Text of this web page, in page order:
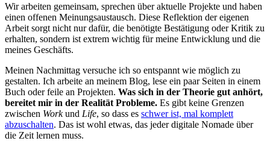
Wir arbeiten gemeinsam, sprechen über aktuelle Projekte und haben
einen offenen Meinungsaustausch. Diese Reflektion der eigenen
Arbeit sorgt nicht nur dafür, die benötigte Bestätigung oder Kritik zu
erhalten, sondern ist extrem wichtig für meine Entwicklung und die
meines Geschäfts.
Meinen Nachmittag versuche ich so entspannt wie möglich zu
gestalten. Ich arbeite an meinem Blog, lese ein paar Seiten in einem
Buch oder feile an Projekten. Was sich in der Theorie gut anhört,
bereitet mir in der Realität Probleme. Es gibt keine Grenzen
zwischen Workund Life, so dass es schwer ist, mal komplett
abzuschalten. Das ist wohl etwas, das jeder digitale Nomade über
die Zeit lernen muss.